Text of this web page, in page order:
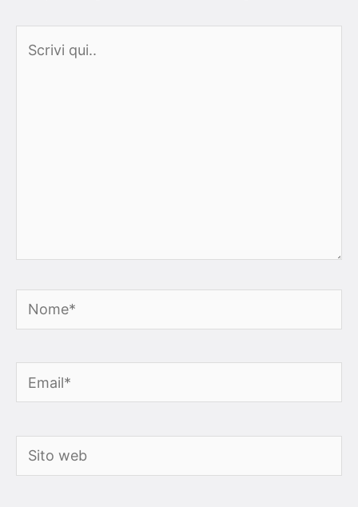
Nome*
Email*
Sito
web